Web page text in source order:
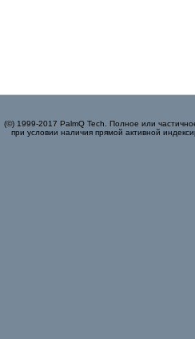
(©) 1999-2017 PalmQ Tech. Полное или
при условии наличия прямой активной